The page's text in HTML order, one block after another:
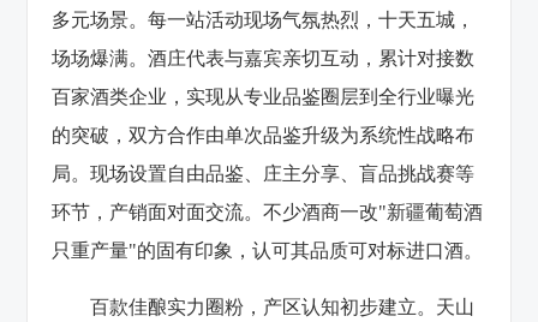
多元场景。每一站活动现场气氛热烈，十天五城，
场场爆满。酒庄代表与嘉宾亲切互动，累计对接数
百家酒类企业，实现从专业品鉴圈层到全行业曝光
的突破，双方合作由单次品鉴升级为系统性战略布
局。现场设置自由品鉴、庄主分享、盲品挑战赛等
环节，产销面对面交流。不少酒商一改"新疆葡萄酒
只重产量"的固有印象，认可其品质可对标进口酒。
百款佳酿实力圈粉，产区认知初步建立。天山